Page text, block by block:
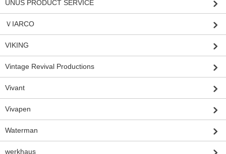
UNUS PRODUCT SERVICE
ＶIARCO
VIKING
Vintage Revival Productions
Vivant
Vivapen
Waterman
werkhaus